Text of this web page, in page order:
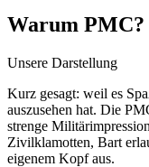
Warum PMC?
Unsere Darstellung
Kurz gesagt: weil es
auszusehen hat. Die
strenge
Zivilklamotten, Bart
eigenem Kopf aus.